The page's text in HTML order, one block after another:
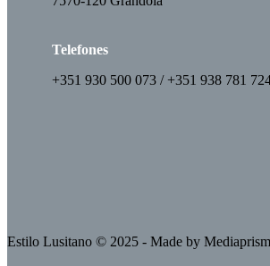
Telefones
+351 930 500 073 / +351 938 781
Estilo Lusitano © 2025 - Made by